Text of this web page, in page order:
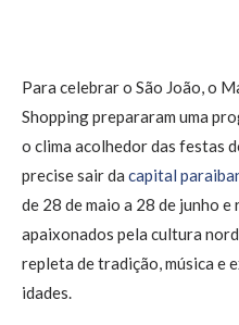
Para celebrar o São João, o
Shopping prepararam uma
o clima acolhedor das festas
precise sair da capital
de 28 de maio a 28 de junho
apaixonados pela cultura
repleta de tradição, música e
idades.